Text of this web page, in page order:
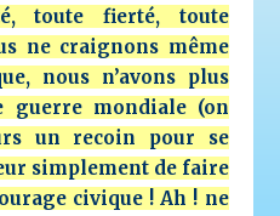
toute fierté, toute
ne craignons même
nous n’avons plus
guerre mondiale (on
un recoin pour se
simplement de faire
civique ! Ah ! ne